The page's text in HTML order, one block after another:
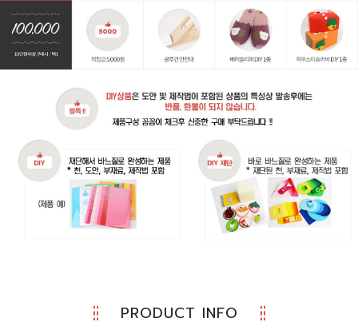
PRODUCT INFO